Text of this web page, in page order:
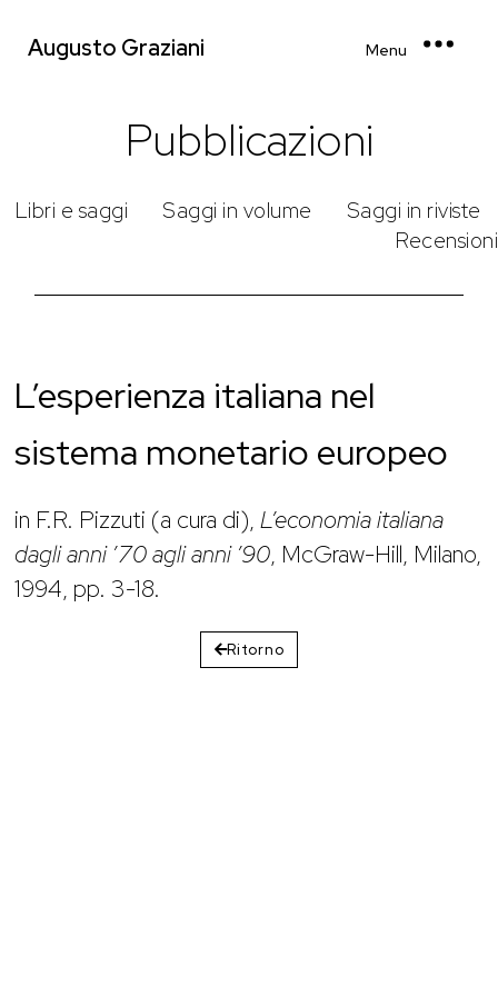
Augusto Graziani Menu
Pubblicazioni
Libri e saggi Saggi in volume
Saggi in riviste
Recensioni
L’esperienza italiana nel
sistema monetario europeo
in F.R. Pizzuti (a cura di),L’economia italiana
dagli anni ’70 agli anni ’90, McGraw-Hill, Milano,
1994, pp. 3-18.
Ritorno